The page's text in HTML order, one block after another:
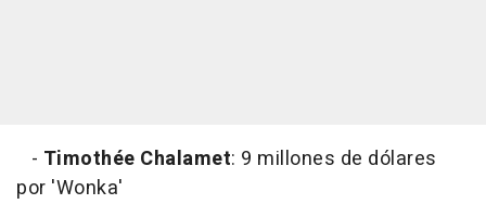
- Timothée Chalamet: 9 millones de dólares
por 'Wonka'